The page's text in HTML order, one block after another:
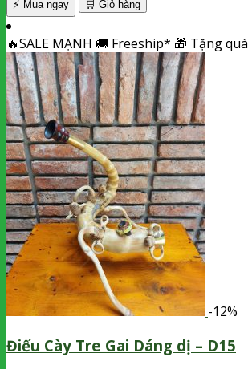
⚡ Mua ngay 🛒 Giỏ hàng
🔥SALE MẠNH 🚚 Freeship* 🎁 Tặng quà
-12%
Điếu Cày Tre Gai Dáng dị – D15